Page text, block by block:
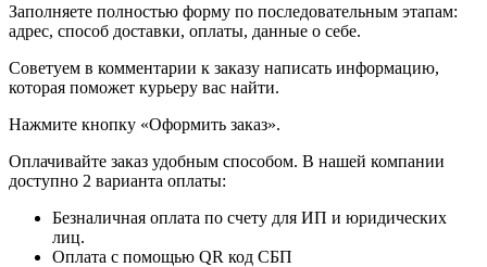
​​​​​​​Заполняете полностью форму по последовательным этапам:
адрес, способ доставки, оплаты, данные о себе.
​​​​​​​Советуем в комментарии к заказу написать информацию,
которая поможет курьеру вас найти.
​​​​​​​Нажмите кнопку «Оформить заказ».
Оплачивайте заказ удобным способом. В нашей компании
доступно 2 варианта оплаты:
Безналичная оплата по счету для ИП и юридических
лиц.
Оплата с помощью QR код СБП